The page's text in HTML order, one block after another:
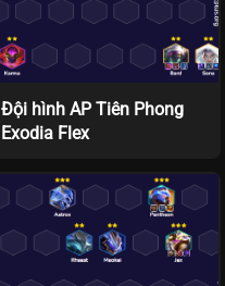
Đội hình AP Tiên Phong
Exodia Flex